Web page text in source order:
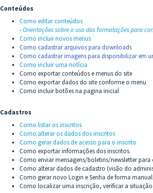
Conteúdos
Como editar conteúdos
-Orientações sobre o uso das formatações para
Como incluir novos menus
Como cadastrar arquivos para downloads
Como cadastrar imagens para disponibilizar em
Como incluir uma notícia
Como exportar conteúdos e menus do site
Como exportar dados do site conforme o menu
Como incluir botões na pagina inicial
Cadastros
Como listar os inscritos
Como alterar os dados dos inscritos
Como gerar dados de acesso para o inscrito
Como exportar informações dos inscritos.
Como enviar mensagens/boletins/newsletter para
Como alterar dados de cadastro (visão do
Como gerar novo Login e Senha de forma manual.
Como localizar uma inscrição, verificar a